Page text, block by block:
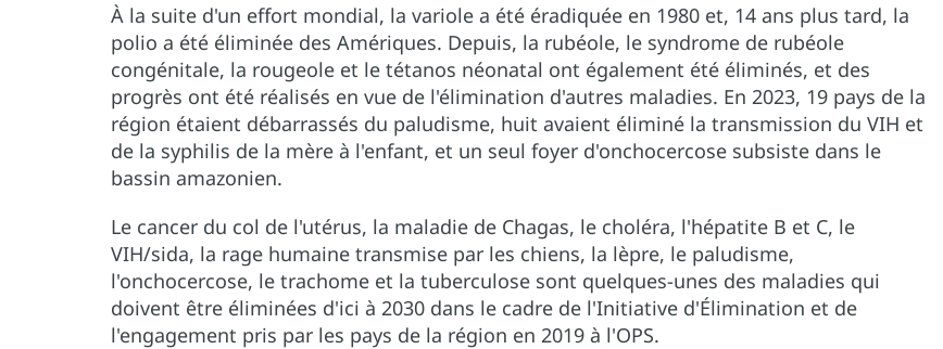
À la suite d'un effort mondial, la variole a été éradiquée en 1980 et, 14 ans plus tard, la
polio a été éliminée des Amériques. Depuis, la rubéole, le syndrome de rubéole
congénitale, la rougeole et le tétanos néonatal ont également été éliminés, et des
progrès ont été réalisés en vue de l'élimination d'autres maladies. En 2023, 19 pays de la
région étaient débarrassés du paludisme, huit avaient éliminé la transmission du VIH et
de la syphilis de la mère à l'enfant, et un seul foyer d'onchocercose subsiste dans le
bassin amazonien.
Le cancer du col de l'utérus, la maladie de Chagas, le choléra, l'hépatite B et C, le
VIH/sida, la rage humaine transmise par les chiens, la lèpre, le paludisme,
l'onchocercose, le trachome et la tuberculose sont quelques-unes des maladies qui
doivent être éliminées d'ici à 2030 dans le cadre de l'Initiative d'Élimination et de
l'engagement pris par les pays de la région en 2019 à l'OPS.